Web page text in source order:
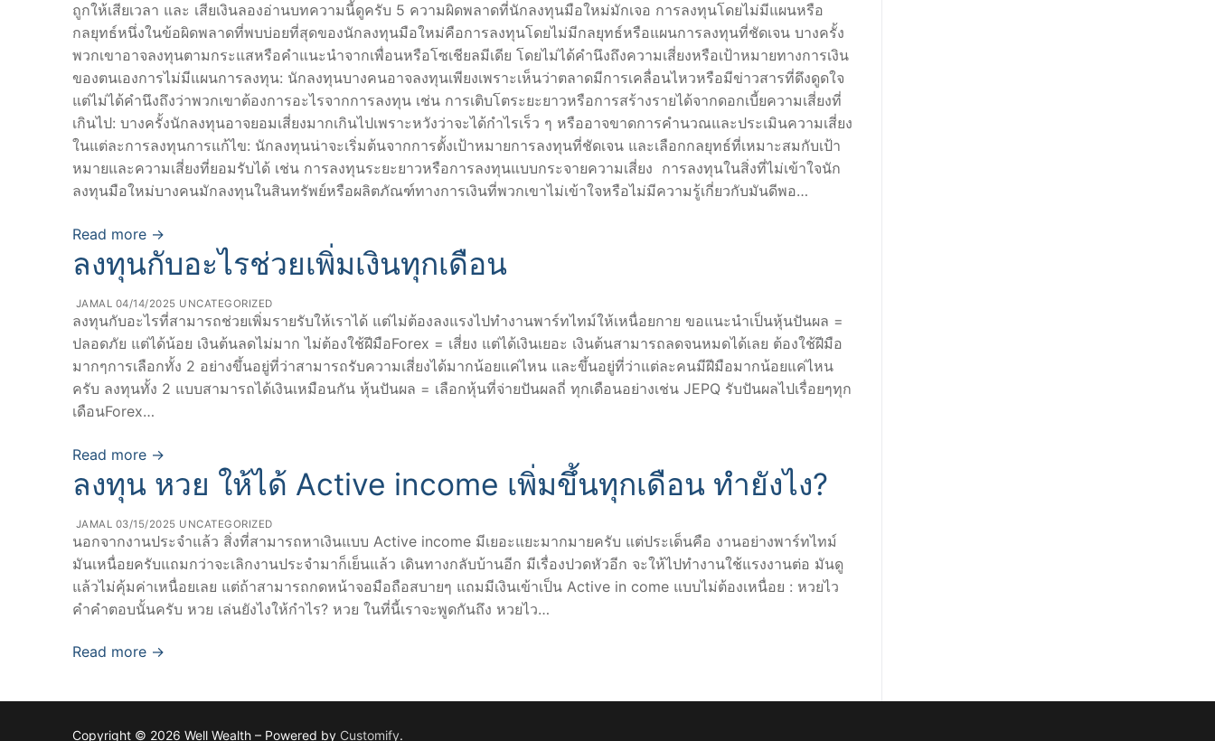
ถูกให้เสียเวลา และ เสียเงินลองอ่านบทความนี้ดูครับ 5 ความผิดพลาดที่นักลงทุนมือใหม่มักเจอ การลงทุนโดยไม่มีแผนหรือ
กลยุทธ์หนึ่งในข้อผิดพลาดที่พบบ่อยที่สุดของนักลงทุนมือใหม่คือการลงทุนโดยไม่มีกลยุทธ์หรือแผนการลงทุนที่ชัดเจน บางครั้ง
พวกเขาอาจลงทุนตามกระแสหรือคำแนะนำจากเพื่อนหรือโซเชียลมีเดีย โดยไม่ได้คำนึงถึงความเสี่ยงหรือเป้าหมายทางการเงิน
ของตนเองการไม่มีแผนการลงทุน: นักลงทุนบางคนอาจลงทุนเพียงเพราะเห็นว่าตลาดมีการเคลื่อนไหวหรือมีข่าวสารที่ดึงดูดใจ
แต่ไม่ได้คำนึงถึงว่าพวกเขาต้องการอะไรจากการลงทุน เช่น การเติบโตระยะยาวหรือการสร้างรายได้จากดอกเบี้ยความเสี่ยงที่
เกินไป: บางครั้งนักลงทุนอาจยอมเสี่ยงมากเกินไปเพราะหวังว่าจะได้กำไรเร็ว ๆ หรืออาจขาดการคำนวณและประเมินความเสี่ยง
ในแต่ละการลงทุนการแก้ไข: นักลงทุนน่าจะเริ่มต้นจากการตั้งเป้าหมายการลงทุนที่ชัดเจน และเลือกกลยุทธ์ที่เหมาะสมกับเป้า
หมายและความเสี่ยงที่ยอมรับได้ เช่น การลงทุนระยะยาวหรือการลงทุนแบบกระจายความเสี่ยง การลงทุนในสิ่งที่ไม่เข้าใจนัก
ลงทุนมือใหม่บางคนมักลงทุนในสินทรัพย์หรือผลิตภัณฑ์ทางการเงินที่พวกเขาไม่เข้าใจหรือไม่มีความรู้เกี่ยวกับมันดีพอ…
Read more →
ลงทุนกับอะไรช่วยเพิ่มเงินทุกเดือน
JAMAL 04/14/2025 UNCATEGORIZED
ลงทุนกับอะไรที่สามารถช่วยเพิ่มรายรับให้เราได้ แต่ไม่ต้องลงแรงไปทำงานพาร์ทไทม์ให้เหนื่อยกาย ขอแนะนำเป็นหุ้นปันผล =
ปลอดภัย แต่ได้น้อย เงินต้นลดไม่มาก ไม่ต้องใช้ฝีมือForex = เสี่ยง แต่ได้เงินเยอะ เงินต้นสามารถลดจนหมดได้เลย ต้องใช้ฝีมือ
มากๆการเลือกทั้ง 2 อย่างขึ้นอยู่ที่ว่าสามารถรับความเสี่ยงได้มากน้อยแค่ไหน และขึ้นอยู่ที่ว่าแต่ละคนมีฝีมือมากน้อยแค่ไหน
ครับ ลงทุนทั้ง 2 แบบสามารถได้เงินเหมือนกัน หุ้นปันผล = เลือกหุ้นที่จ่ายปันผลถี่ ทุกเดือนอย่างเช่น JEPQ รับปันผลไปเรื่อยๆทุก
เดือนForex…
Read more →
ลงทุน หวย ให้ได้ Active income เพิ่มขึ้นทุกเดือน ทำยังไง?
JAMAL 03/15/2025 UNCATEGORIZED
นอกจากงานประจำแล้ว สิ่งที่สามารถหาเงินแบบ Active income มีเยอะแยะมากมายครับ แต่ประเด็นคือ งานอย่างพาร์ทไทม์
มันเหนื่อยครับแถมกว่าจะเลิกงานประจำมาก็เย็นแล้ว เดินทางกลับบ้านอีก มีเรื่องปวดหัวอีก จะให้ไปทำงานใช้แรงงานต่อ มันดู
แล้วไม่คุ้มค่าเหนื่อยเลย แต่ถ้าสามารถกดหน้าจอมือถือสบายๆ แถมมีเงินเข้าเป็น Active in come แบบไม่ต้องเหนื่อย : หวยไว
คำคำตอบนั้นครับ หวย เล่นยังไงให้กำไร? หวย ในที่นี้เราจะพูดกันถึง หวยไว…
Read more →
Copyright © 2026 Well Wealth – Powered by Customify.